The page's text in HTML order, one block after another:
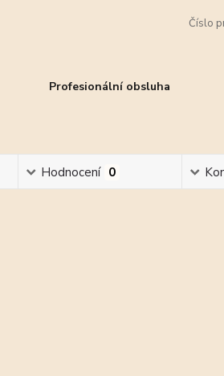
Číslo
Profesionální obsluha
Hodnocení 0